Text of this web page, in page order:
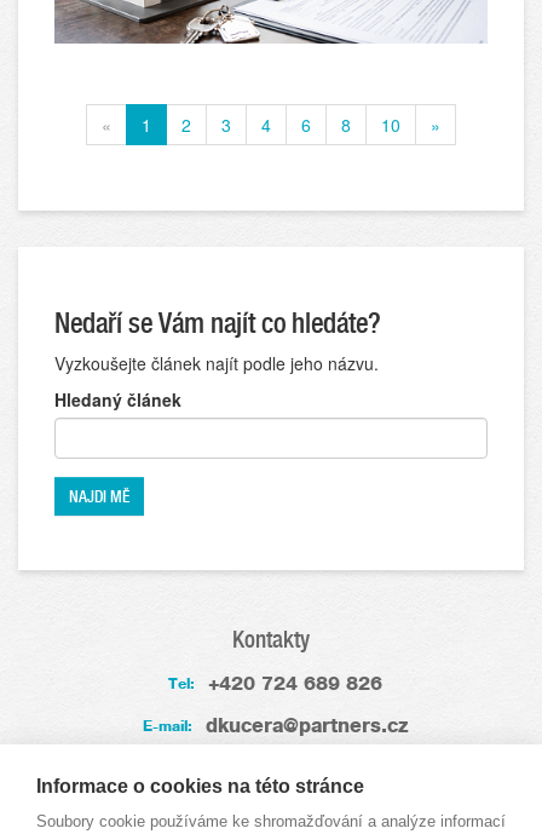
« 1 2 3 4 6 8 10 »
Nedaří se Vám najít co hledáte?
Vyzkoušejte článek najít podle jeho názvu.
Hledaný článek
Kontakty
Tel: +420 724 689 826
E-mail: dkucera@partners.cz
Zkušenosti
Informace o cookies na této stránce
Soubory cookie používáme ke shromažďování a analýze informací